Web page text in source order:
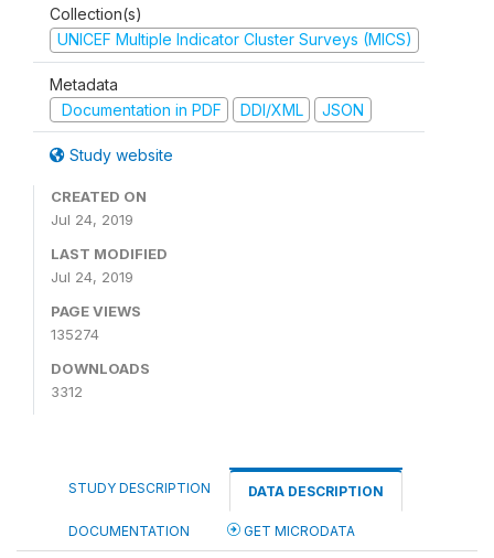
Collection(s)
UNICEF Multiple Indicator Cluster Surveys (MICS)
Metadata
Documentation in PDF
DDI/XML JSON
Study website
CREATED ON
Jul 24, 2019
LAST MODIFIED
Jul 24, 2019
PAGE VIEWS
135274
DOWNLOADS
3312
STUDY DESCRIPTION DATA DESCRIPTION
DOCUMENTATION GET MICRODATA